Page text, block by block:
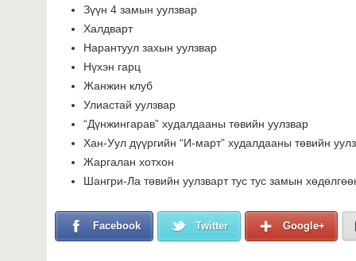
Зүүн 4 замын уулзвар
Халдварт
Нарантуул захын уулзвар
Нүхэн гарц
Жанжин клуб
Улиастай уулзвар
“Дүнжингарав” худалдааны төвийн уулзвар
Хан-Уул дүүргийн “И-март” худалдааны төвийн
Жаргалан хотхон
Шангри-Ла төвийн уулзварт тус тус замын
Facebook Twitter Google+